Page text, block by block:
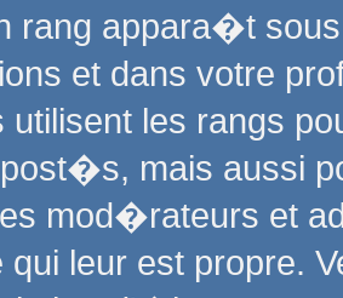
rang appara�t
et dans votre
utilisent les rangs
mais aussi
mod�rateurs et
leur est propre.